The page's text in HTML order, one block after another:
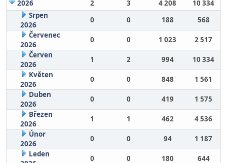
2026
2 3 4 208
10 334
Srpen
2026
0 0 188
568
Červenec
2026
0 0 1 023
2 517
Červen
2026
1 2 994
10 334
Květen
2026
0 0 848
1 561
Duben
2026
0 0 419
1 575
Březen
2026
1 1 462
4 536
Únor
2026
0 0 94
1 187
Leden
0 0 180 644